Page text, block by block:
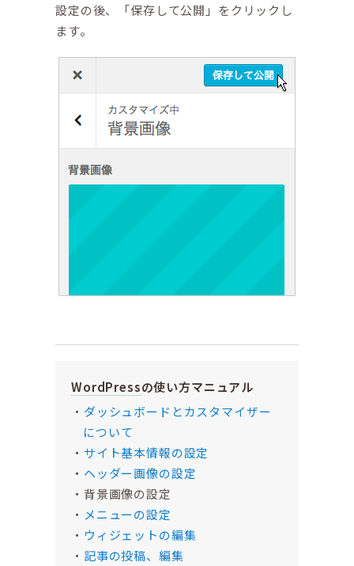
設定の後、「保存して公開」をクリックし
ます。
WordPressの使い方マニュアル
ダッシュボードとカスタマイザー
について
サイト基本情報の設定
ヘッダー画像の設定
背景画像の設定
メニューの設定
ウィジェットの編集
記事の投稿、編集